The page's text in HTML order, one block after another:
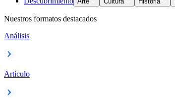
Nuestros formatos destacados
Análisis
Artículo